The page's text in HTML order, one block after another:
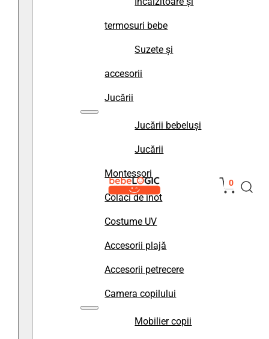
termosuri bebe
Suzete și
accesorii
Jucării
Jucării bebeluși
Jucării
Montessori
Colaci de înot
Costume UV
Accesorii plajă
Accesorii petrecere
Camera copilului
Mobilier copii
0